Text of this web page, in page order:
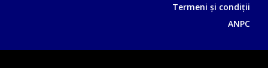
Termeni și condiții
ANPC